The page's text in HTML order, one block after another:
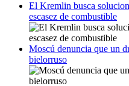
El Kremlin busca
escasez de combustible
Moscú denuncia que un
bielorruso